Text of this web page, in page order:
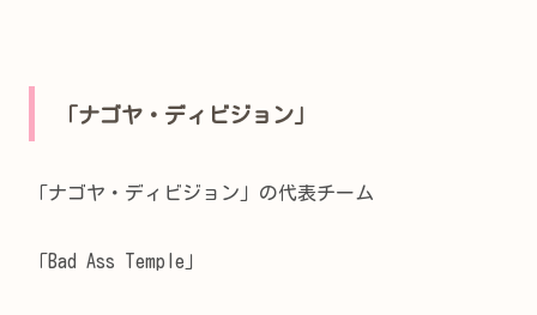
「ナゴヤ・ディビジョン」
「ナゴヤ・ディビジョン」の代表チーム
「Bad Ass Temple」